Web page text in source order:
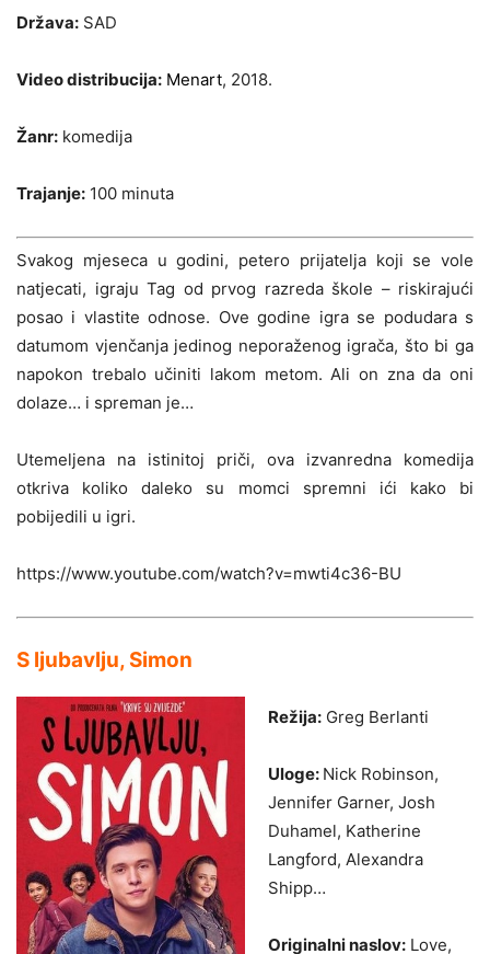
Država: SAD
Video distribucija: Menart, 2018.
Žanr: komedija
Trajanje: 100 minuta
Svakog mjeseca u godini, petero prijatelja koji se vole
natjecati, igraju Tag od prvog razreda škole – riskirajući
posao i vlastite odnose. Ove godine igra se podudara s
datumom vjenčanja jedinog neporaženog igrača, što bi ga
napokon trebalo učiniti lakom metom. Ali on zna da oni
dolaze… i spreman je…
Utemeljena na istinitoj priči, ova izvanredna komedija
otkriva koliko daleko su momci spremni ići kako bi
pobijedili u igri.
https://www.youtube.com/watch?v=mwti4c36-BU
S ljubavlju, Simon
Režija: Greg Berlanti
Uloge: Nick Robinson,
Jennifer Garner, Josh
Duhamel, Katherine
Langford, Alexandra
Shipp…
Originalni naslov: Love,